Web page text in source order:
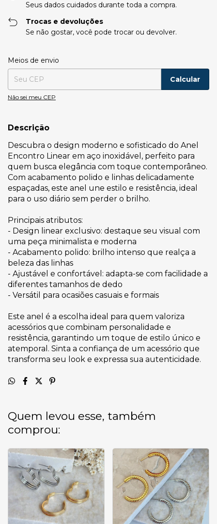
Seus dados cuidados durante toda a compra.
Trocas e devoluções
Se não gostar, você pode trocar ou devolver.
Entregas para o CEP:
Meios de envio
Calcular
Não sei meu CEP
Descrição
Descubra o design moderno e sofisticado do Anel
Encontro Linear em aço inoxidável, perfeito para
quem busca elegância com toque contemporâneo.
Com acabamento polido e linhas delicadamente
espaçadas, este anel une estilo e resistência, ideal
para o uso diário sem perder o brilho.
Principais atributos:
- Design linear exclusivo: destaque seu visual com
uma peça minimalista e moderna
- Acabamento polido: brilho intenso que realça a
beleza das linhas
- Ajustável e confortável: adapta-se com facilidade a
diferentes tamanhos de dedo
- Versátil para ocasiões casuais e formais
Este anel é a escolha ideal para quem valoriza
acessórios que combinam personalidade e
resistência, garantindo um toque de estilo único e
atemporal. Sinta a confiança de um acessório que
transforma seu look e expressa sua autenticidade.
Quem levou esse, também
comprou: